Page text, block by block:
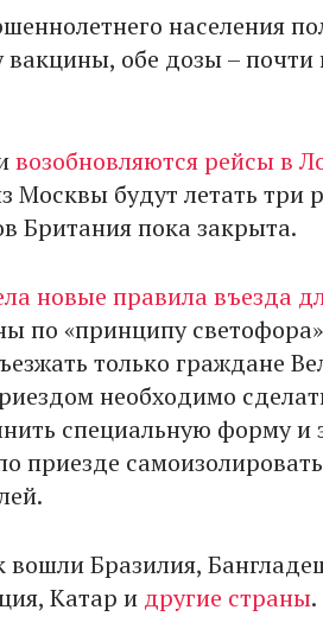
населения
обе дозы – почти
возобновляются рейсы в
Москвы будут летать три
Британия пока закрыта.
новые правила въезда
по «принципу
только граждане
необходимо
специальную форму и
приезде
вошли Бразилия,
Катар и другие страны.